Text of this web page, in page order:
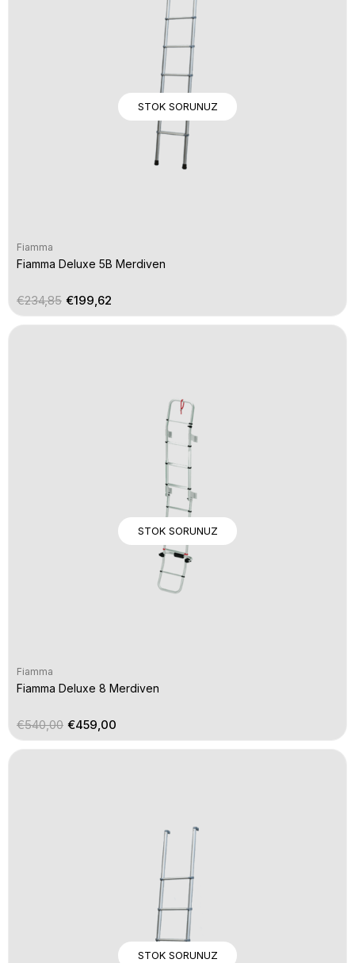
STOK SORUNUZ
Fiamma
Fiamma Deluxe 5B Merdiven
€199,62
€234,85
STOK SORUNUZ
Fiamma
Fiamma Deluxe 8 Merdiven
€459,00
€540,00
STOK SORUNUZ